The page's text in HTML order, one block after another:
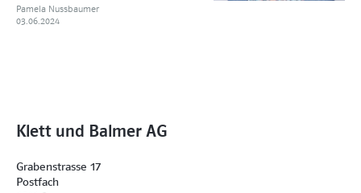
Pamela Nussbaumer
03.06.2024
Klett und Balmer AG
Grabenstrasse 17
Postfach